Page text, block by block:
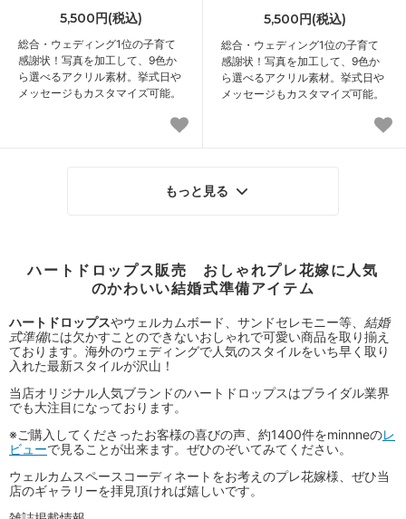
5,500円(税込)
総合・ウェディング1位の子育て
感謝状！写真を加工して、9色か
ら選べるアクリル素材。挙式日や
メッセージもカスタマイズ可能。
5,500円(税込)
総合・ウェディング1位の子育て
感謝状！写真を加工して、9色か
ら選べるアクリル素材。挙式日や
メッセージもカスタマイズ可能。
もっと見る
ハートドロップス販売 おしゃれプレ花嫁に人気
のかわいい結婚式準備アイテム
ハートドロップスやウェルカムボード、サンドセレモニー等、 結婚
式準備には欠かすことのできないおしゃれで可愛い商品を取り揃え
ております。海外のウェディングで人気のスタイルをいち早く取り
入れた最新スタイルが沢山！
当店オリジナル人気ブランドのハートドロップスはブライダル業界
でも大注目になっております。
※ご購入してくださったお客様の喜びの声、約1400件をminnneのレ
ビューで見ることが出来ます。ぜひのぞいてみてください。
ウェルカムスペースコーディネートをお考えのプレ花嫁様、ぜひ当
店のギャラリーを拝見頂ければ嬉しいです。